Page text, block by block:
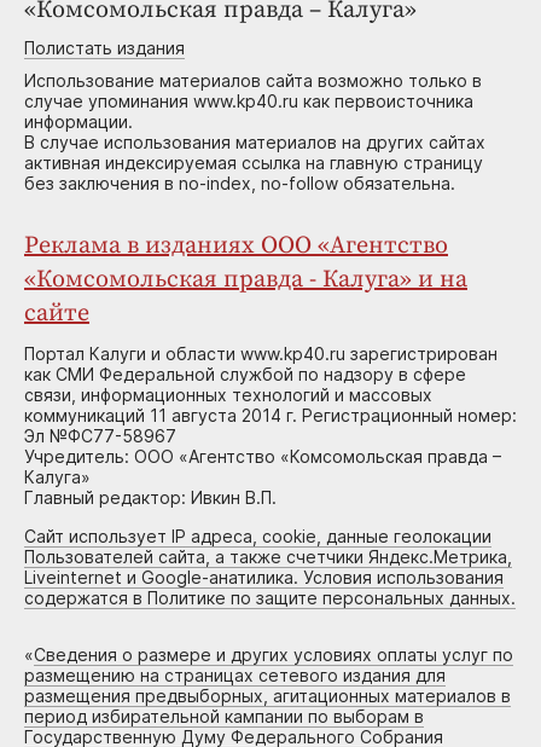
«Комсомольская правда – Калуга»
Полистать издания
Использование материалов сайта возможно только в
случае упоминания www.kp40.ru как первоисточника
информации.
В случае использования материалов на других сайтах
активная индексируемая ссылка на главную страницу
без заключения в no-index, no-follow обязательна.
Реклама в изданиях ООО «Агентство
«Комсомольская правда - Калуга» и на
сайте
Портал Калуги и области www.kp40.ru зарегистрирован
как СМИ Федеральной службой по надзору в сфере
связи, информационных технологий и массовых
коммуникаций 11 августа 2014 г. Регистрационный номер:
Эл №ФС77-58967
Учредитель: ООО «Агентство «Комсомольская правда –
Калуга»
Главный редактор: Ивкин В.П.
Сайт использует IP адреса, cookie, данные геолокации
Пользователей сайта, а также счетчики Яндекс.Метрика,
Liveinternet и Google-анатилика. Условия использования
содержатся в Политике по защите персональных данных.
«Сведения о размере и других условиях оплаты услуг по
размещению на страницах сетевого издания для
размещения предвыборных, агитационных материалов в
период избирательной кампании по выборам в
Государственную Думу Федерального Собрания